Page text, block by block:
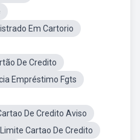
Em Cartorio
De Credito
Empréstimo Fgts
De Credito Aviso
Limite Cartao De Credito